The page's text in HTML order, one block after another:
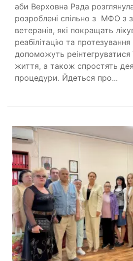
аби Верховна Рада
розроблені спільно з МФО з
ветеранів, які покращать
реабілітацію та
допоможуть реінтегруватися
життя, а також спростять
процедури. Йдеться про...